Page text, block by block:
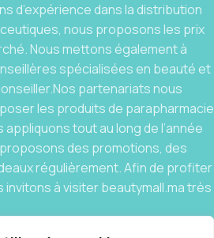
d’expérience dans la distribution
nous proposons les prix
Nous mettons également à
spécialisées en beauté et
partenariats nous
les produits de parapharmacie
tout au long de l’année
des promotions, des
régulièrement. Afin de profiter
à visiter beautymall.ma très